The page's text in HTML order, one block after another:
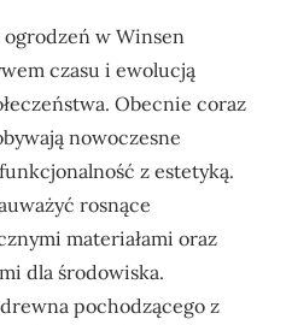
w Winsen
czasu i ewolucją
Obecnie coraz
nowoczesne
z estetyką.
rosnące
materiałami oraz
dla środowiska.
pochodzącego z